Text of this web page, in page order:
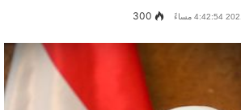
مساءً 300